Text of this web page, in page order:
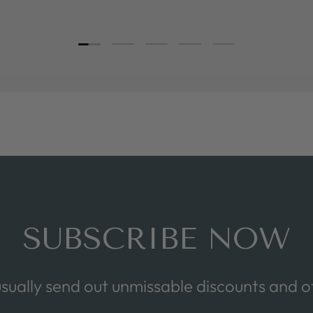
SUBSCRIBE NOW
send out unmissable discounts and